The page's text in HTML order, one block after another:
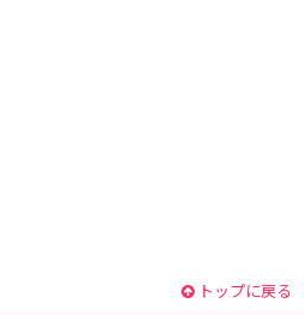
トップに戻る